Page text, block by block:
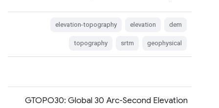
dem
elevation
elevation-topography
geophysical
srtm
topography
GTOPO30: Global 30 Arc-Second Elevation